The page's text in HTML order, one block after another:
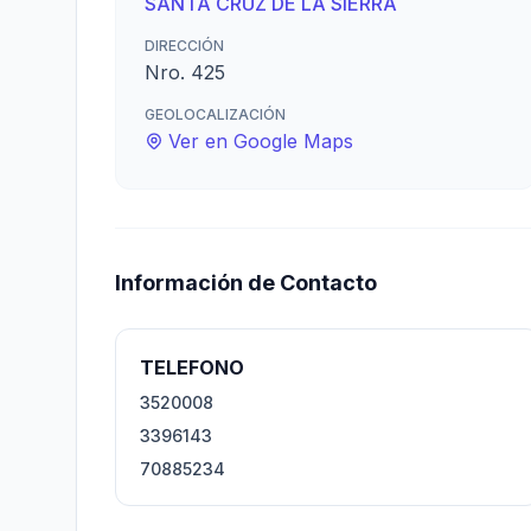
DIRECCIÓN
Nro. 425
GEOLOCALIZACIÓN
Ver en Google Maps
Información de Contacto
TELEFONO
3520008
3396143
70885234